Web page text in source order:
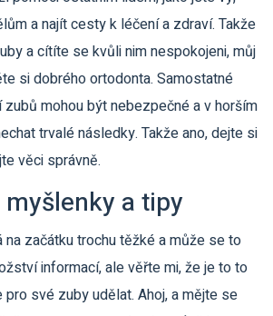
a najít cesty k léčení a zdraví. Takže
a cítíte se kvůli nim nespokojeni, můj
si dobrého ortodonta. Samostatné
mohou být nebezpečné a v horším
trvalé následky. Takže ano, dejte si
věci správně.
a tipy
na začátku trochu těžké a může se to
informací, ale věřte mi, že je to to
své zuby udělat. Ahoj, a mějte se